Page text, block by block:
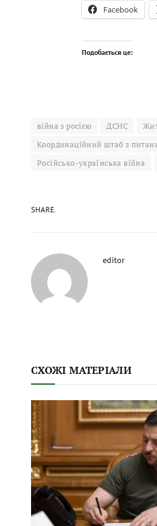
Facebook
Подобається це:
війна з росією ДСНС
Координаційний штаб з
Російсько-українська війна
SHARE.
editor
СХОЖІ МАТЕРІАЛИ